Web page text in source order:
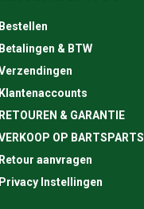
Bestellen
Betalingen & BTW
Klantenaccounts
RETOUREN & GARANTIE
OP BARTSPARTS
Retour aanvragen
Privacy Instellingen